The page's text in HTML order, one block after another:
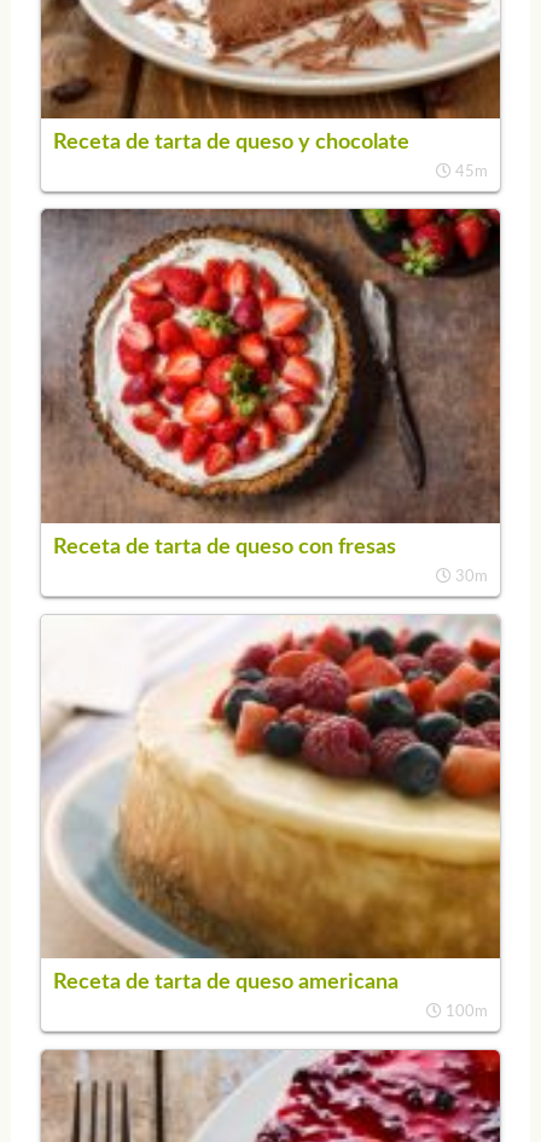
Receta de tarta de queso y chocolate
45m
Receta de tarta de queso con fresas
30m
Receta de tarta de queso americana
100m